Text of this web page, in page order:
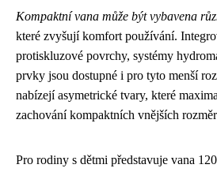
Kompaktní vana může být vybavena
které zvyšují komfort používání.
protiskluzové povrchy, systémy
prvky jsou dostupné i pro tyto menší
nabízejí asymetrické tvary, které
zachování kompaktních vnějších
Pro rodiny s dětmi představuje vana